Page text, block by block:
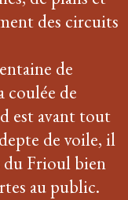
des circuits
de
coulée de
est avant tout
de voile, il
du Frioul bien
au public.